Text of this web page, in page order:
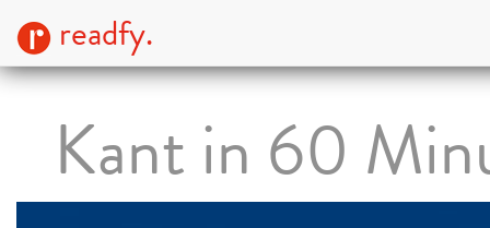
readfy.
Kant in 60